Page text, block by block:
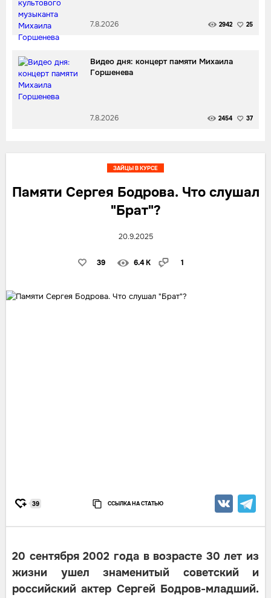
7.8.2026 2942 25
Видео дня: концерт памяти Михаила
Горшенева
7.8.2026 2454 37
Памяти Сергея Бодрова. Что слушал
"Брат"?
20.9.2025
39 6.4 K 1
ЗАЙЦЫ В КУРСЕ
39 ССЫЛКА НА СТАТЬЮ
20 сентября 2002 года в возрасте 30 лет из
жизни ушел знаменитый советский и
российский актер Сергей Бодров-младший.